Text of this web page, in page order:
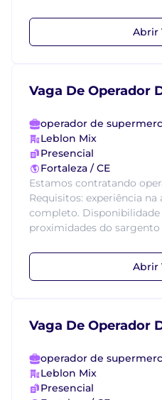
Abrir
Vaga De Operador
operador de
Leblon Mix
Presencial
Fortaleza / CE
Estamos contratando
Requisitos: experiência na
completo. Disponibilidade
proximidades do sargento
Abrir
Vaga De Operador
operador de
Leblon Mix
Presencial